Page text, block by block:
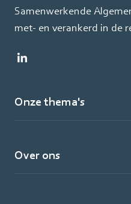
Samenwerkende
met- en verankerd in de
Onze thema's
Over ons